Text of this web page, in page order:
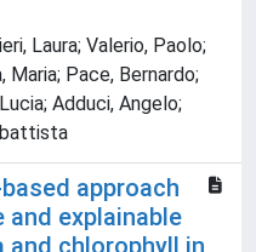
Laura; Valerio, Paolo;
Maria; Pace, Bernardo;
Adduci, Angelo;
approach
explainable